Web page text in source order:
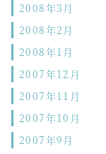
2008年3月
2008年2月
2008年1月
2007年12月
2007年11月
2007年10月
2007年9月